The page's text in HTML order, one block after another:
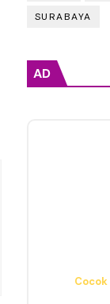
SURABAYA
AD